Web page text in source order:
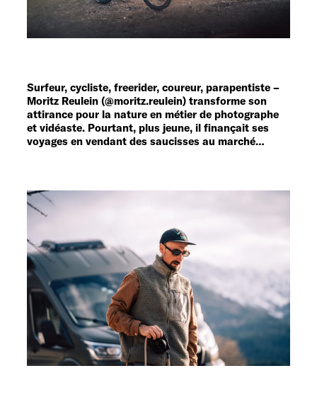
Service
Surfeur, cycliste, freerider, coureur, parapentiste –
Moritz Reulein (@moritz.reulein) transforme son
attirance pour la nature en métier de photographe
et vidéaste. Pourtant, plus jeune, il finançait ses
voyages en vendant des saucisses au marché…